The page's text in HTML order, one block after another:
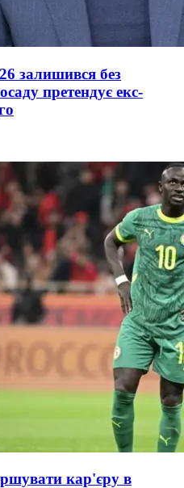
залишився без
претендує екс-
кар'єру в